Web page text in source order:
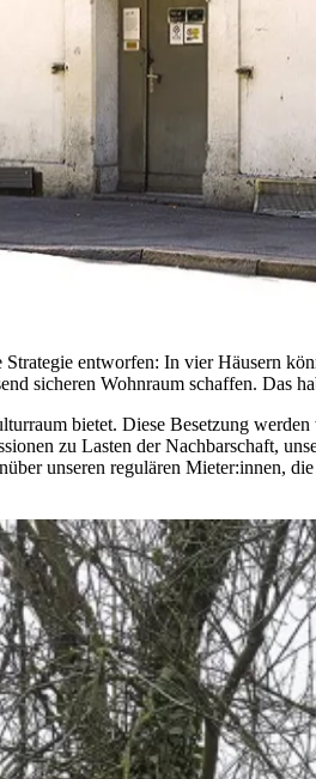
entworfen: In vier Häusern
sicheren Wohnraum schaffen. Das
bietet. Diese Besetzung
zu Lasten der Nachbarschaft,
unseren regulären Mieter:innen,